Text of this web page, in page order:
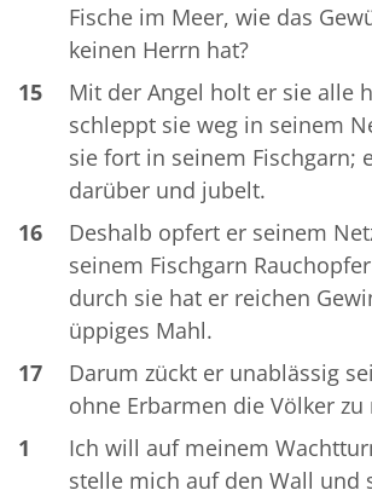
Fische im Meer, wie das
keinen Herrn hat?
15
Mit der Angel holt er sie alle
schleppt sie weg in seinem
sie fort in seinem Fischgarn;
darüber und jubelt.
16
Deshalb opfert er seinem
seinem Fischgarn
durch sie hat er reichen
üppiges Mahl.
17
Darum zückt er unablässig
ohne Erbarmen die Völker
1
Ich will auf meinem
stelle mich auf den Wall und